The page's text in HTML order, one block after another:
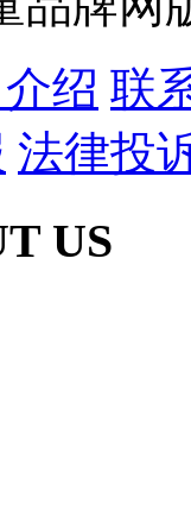
绍 联
法律投
US